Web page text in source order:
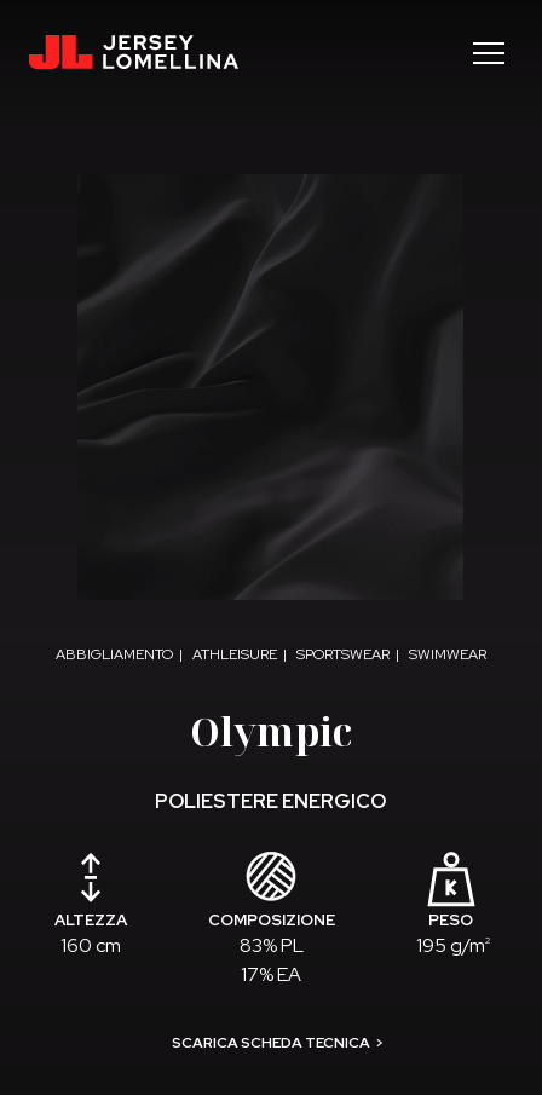
ABBIGLIAMENTO ATHLEISURE SPORTSWEAR SWIMWEAR
Olympic
POLIESTERE ENERGICO
ALTEZZA
160 cm
COMPOSIZIONE
83% PL
17% EA
PESO
195 g/m2
SCARICA SCHEDA TECNICA >